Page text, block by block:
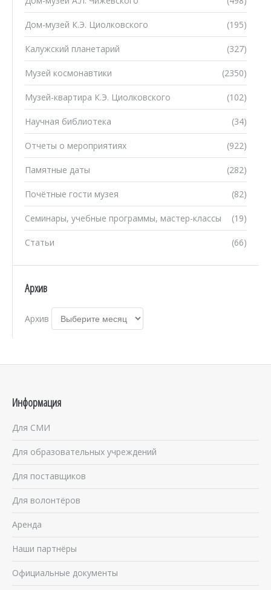
(195)
Дом-музей К.Э. Циолковского
(327)
Калужский планетарий
(2350)
Музей космонавтики
(102)
Музей-квартира К.Э. Циолковского
(34)
Научная библиотека
(922)
Отчеты о мероприятиях
(282)
Памятные даты
(82)
Почётные гости музея
(19)
Семинары, учебные программы, мастер-классы
(66)
Статьи
Архив
Архив
Информация
Для СМИ
Для образовательных учреждений
Для поставщиков
Для волонтёров
Аренда
Наши партнёры
Официальные документы